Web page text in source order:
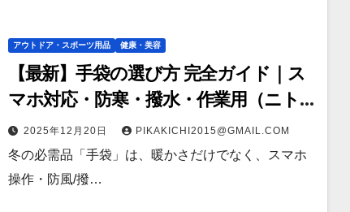
アウトドア・スポーツ用品 健康・美容
【最新】手袋の選び方 完全ガイド｜ス
マホ対応・防寒・撥水・作業用（ニト
リル/ビニール）まで目的別に失敗しな
い
2025年12月20日 PIKAKICHI2015@GMAIL.COM
冬の必需品「手袋」は、暖かさだけでなく、スマホ
操作・防風/撥…